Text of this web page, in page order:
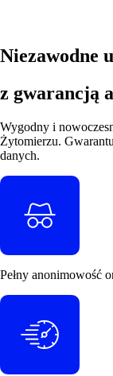
Niezawodne
z gwarancją
Wygodny i
Żytomierzu.
danych.
Pełny anonimowość